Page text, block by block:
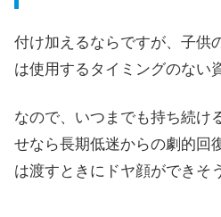
付け加えるならですが、子供
は使用するタイミングのない
なので、いつまでも持ち続け
せなら長期低迷からの劇的回
は渡すときにドヤ顔ができそ